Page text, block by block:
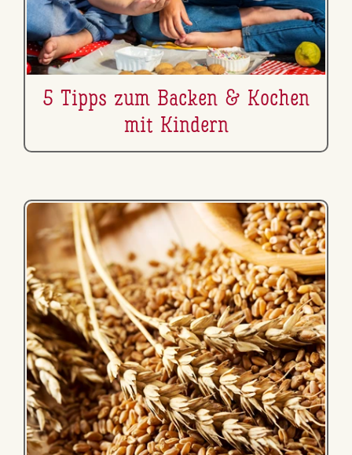
5 Tipps zum Backen & Kochen
mit Kindern